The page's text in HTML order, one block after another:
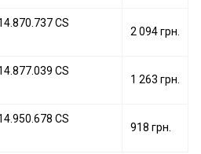
CS
2 094 грн.
CS
1 263 грн.
CS
918 грн.